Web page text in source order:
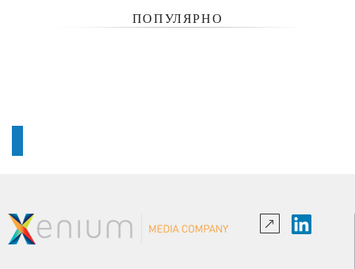
ПОПУЛЯРНО